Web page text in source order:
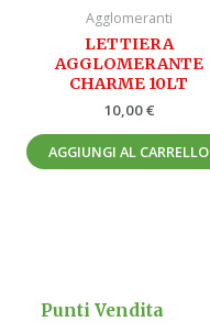
Agglomeranti
LETTIERA
AGGLOMERANTE
CHARME 10LT
10,00€
AGGIUNGI AL CARRELLO
Punti Vendita